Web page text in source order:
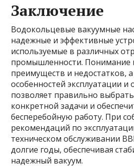
Заключение
Водокольцевые вакуумные
надежные и эффективные
используемые в различных
промышленности. Понимание
преимуществ и недостатков,
особенностей эксплуатации
позволяет правильно выбрать
конкретной задачи и
бесперебойную работу. При
рекомендаций по
техническом обслуживании
долгие годы, обеспечивая
надежный вакуум.